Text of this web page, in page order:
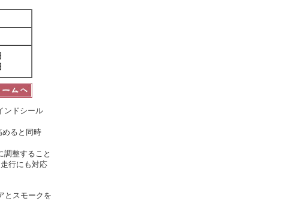
ンドシール
めると同時
調整すること
行にも対応
とスモークを